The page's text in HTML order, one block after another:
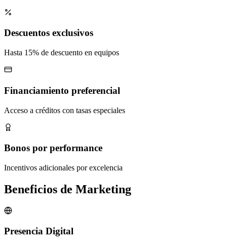
Descuentos exclusivos
Hasta 15% de descuento en equipos
Financiamiento preferencial
Acceso a créditos con tasas especiales
Bonos por performance
Incentivos adicionales por excelencia
Beneficios de Marketing
Presencia Digital